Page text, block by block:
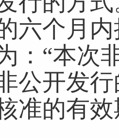
六个月
：“本次
公开发
准的有